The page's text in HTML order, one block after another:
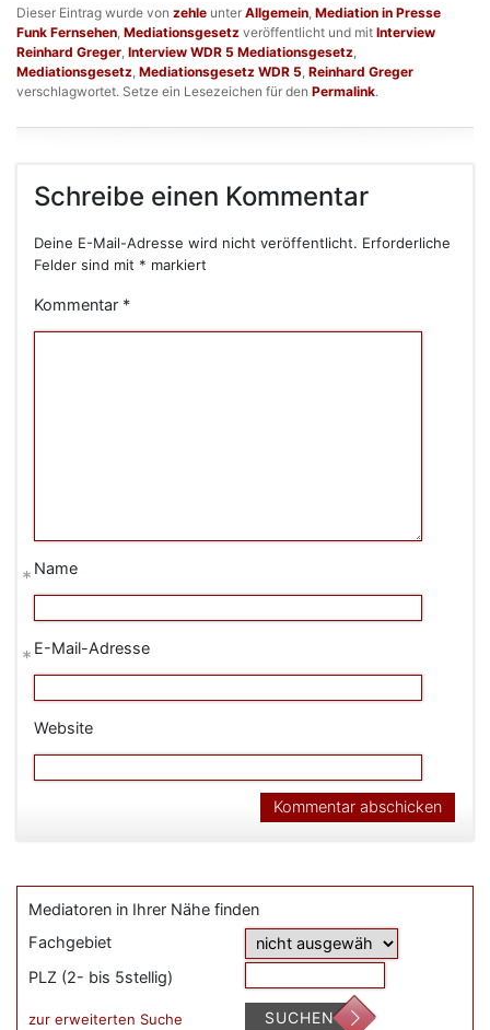
Dieser Eintrag wurde von zehle unter Allgemein Mediation in Presse
Funk Fernsehen Mediationsgesetz veröffentlicht und mit Interview
Reinhard Greger Interview WDR 5 Mediationsgesetz
Mediationsgesetz Mediationsgesetz WDR 5 Reinhard Greger
verschlagwortet. Setze ein Lesezeichen für den Permalink.
Schreibe einen Kommentar
Deine E-Mail-Adresse wird nicht veröffentlicht. Erforderliche
Felder sind mit * markiert
Kommentar *
Name
*
E-Mail-Adresse
*
Website
Mediatoren in Ihrer Nähe finden
Fachgebiet
PLZ (2- bis 5stellig)
zur erweiterten Suche SUCHEN